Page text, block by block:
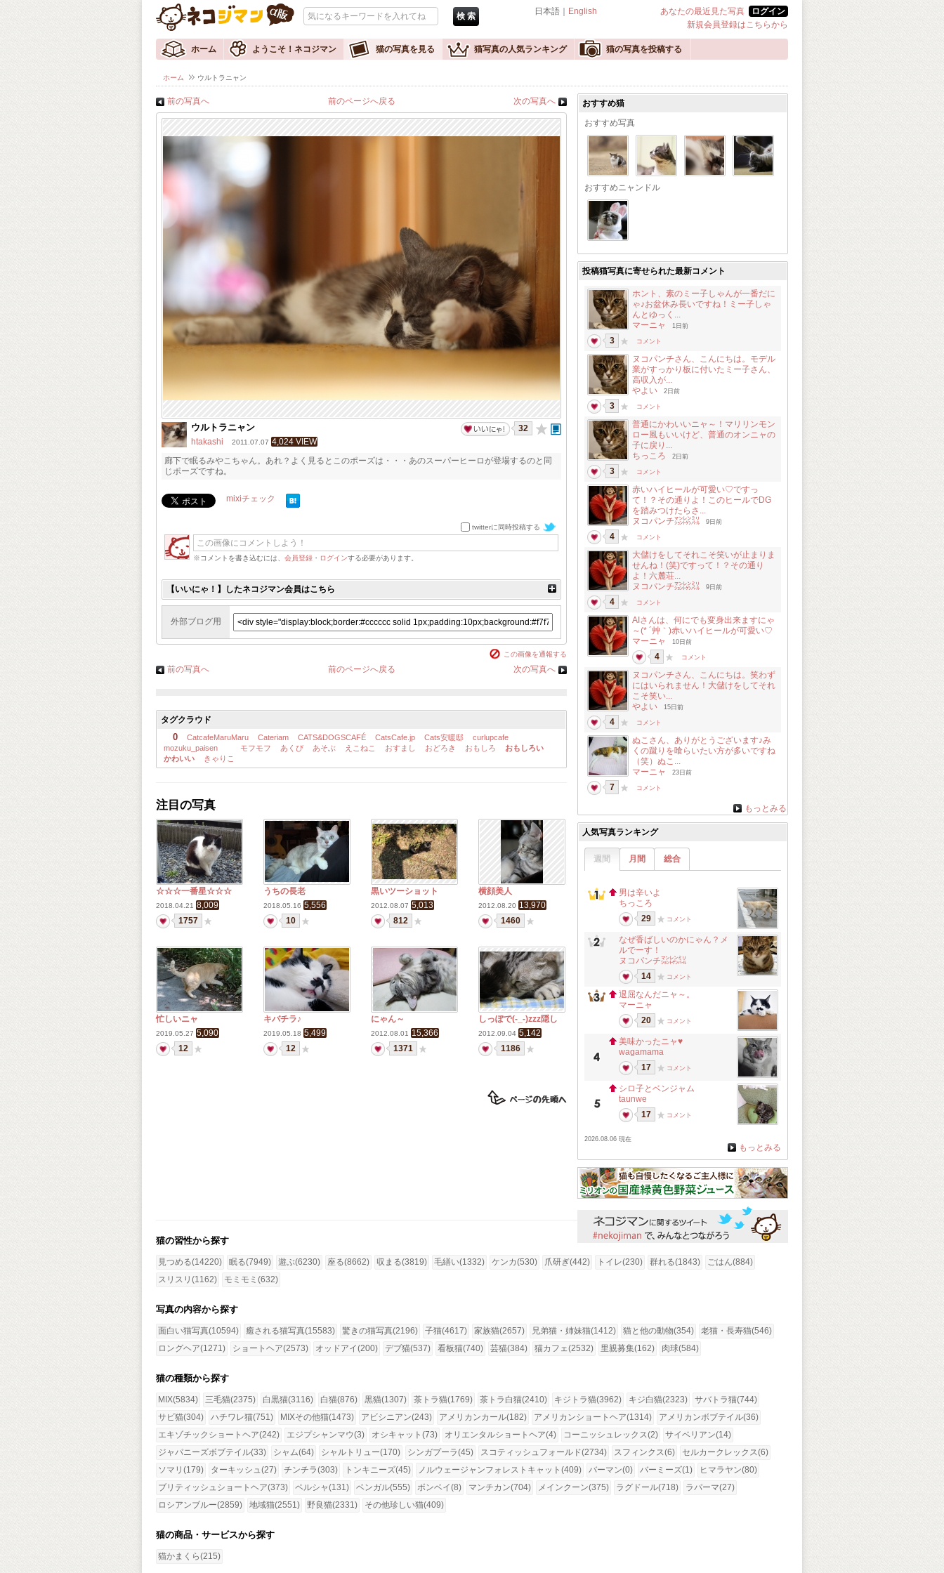
日本語｜ English あなたの最近見た写真
ログイン
新規会員登録はこちらから
ホーム ようこそ！ネコジマン 猫の写真を見る 猫写真の人気ランキング 猫の写真を投稿する
ホーム ウルトラニャン
前の写真へ 前のページへ戻る 次の写真へ
ウルトラニャン
htakashi 2011.07.07 4,024 VIEW
32
廊下で眠るみやこちゃん。あれ？よく見るとこのポーズは・・・あのスーパーヒーロが登場するのと同
じポーズですね。
mixiチェック
twitterに同時投稿する
※コメントを書き込むには、 会員登録 ・ ログインする必要があります。
【いいにゃ！】したネコジマン会員はこちら
外部ブログ用
この画像を通報する
前の写真へ 前のページへ戻る 次の写真へ
タグクラウド
0 CatcafeMaruMaru Cateriam CATS&DOGSCAFÉ CatsCafe.jp Cats安暖邸
curlupcafe
mozuku_paisen
モフモフ あくび あそぶ えこねこ おすまし おどろき おもしろ
おもしろい
かわいい
きゃりこ
注目の写真
☆☆☆一番星☆☆☆
2018.04.21 8,009
1757
うちの長老
2018.05.16 5,556
10
黒いツーショット
2012.08.07 5,013
812
横顔美人
2012.08.20 13,970
1460
忙しいニャ
2019.05.27 5,090
12
キバチラ♪
2019.05.18 5,499
12
にゃん～
2012.08.01
15,366
1371
しっぽで(-_-)zzz隠し
2012.09.04 5,142
1186
おすすめ猫
おすすめ写真
おすすめニャンドル
投稿猫写真に寄せられた最新コメント
ホント、素のミー子しゃんが一番だに
ゃ♪お盆休み長いですね！ミー子しゃ
んとゆっく...
マーニャ
1日前
3 コメント
ヌコパンチさん、こんにちは。モデル
業がすっかり板に付いたミー子さん、
高収入が...
やよい
2日前
3 コメント
普通にかわいいニャ～！マリリンモン
ロー風もいいけど、普通のオンニャの
子に戻り...
ちっころ
2日前
3 コメント
赤いハイヒールが可愛い♡ですっ
て！？その通りよ！このヒールでDG
を踏みつけたらさ...
ヌコパンチ㍇㍖㍊
9日前
4 コメント
大儲けをしてそれこそ笑いが止まりま
せんね！(笑)ですって！？その通り
よ！六麓荘...
ヌコパンチ㍇㍖㍊
9日前
4 コメント
AIさんは、何にでも変身出来ますにゃ
～(* ´艸｀)赤いハイヒールが可愛い♡
マーニャ
10日前
4 コメント
ヌコパンチさん、こんにちは。笑わず
にはいられません！大儲けをしてそれ
こそ笑い...
やよい
15日前
4 コメント
ぬこさん、ありがとうございます♪み
くの蹴りを喰らいたい方が多いですね
（笑）ぬこ...
マーニャ
23日前
7 コメント
もっとみる
人気写真ランキング
週間 月間 総合
男は辛いよ
ちっころ
29
コメント
なぜ香ばしいのかにゃん？メ
ルでーす！
ヌコパンチ㍇㍖㍊
14
コメント
退屈なんだニャ～。
マーニャ
20
コメント
美味かったニャ♥
wagamama
17
コメント
シロ子とベンジャム
taunwe
17
コメント
2026.08.06 現在
もっとみる
猫の習性から探す
見つめる(14220) 眠る(7949) 遊ぶ(6230) 座る(8662) 収まる(3819) 毛繕い(1332) ケンカ(530) 爪研ぎ(442) トイレ(230) 群れる(1843)
ごはん(884)
スリスリ(1162)
モミモミ(632)
写真の内容から探す
面白い猫写真(10594) 癒される猫写真(15583) 驚きの猫写真(2196) 子猫(4617) 家族猫(2657) 兄弟猫・姉妹猫(1412) 猫と他の動物(354)
老猫・長寿猫(546)
ロングヘア(1271)
ショートヘア(2573) オッドアイ(200) デブ猫(537) 看板猫(740) 芸猫(384) 猫カフェ(2532) 里親募集(162) 肉球(584)
猫の種類から探す
MIX(5834) 三毛猫(2375) 白黒猫(3116) 白猫(876) 黒猫(1307) 茶トラ猫(1769) 茶トラ白猫(2410) キジトラ猫(3962) キジ白猫(2323)
サバトラ猫(744)
サビ猫(304)
ハチワレ猫(751) MIXその他猫(1473) アビシニアン(243) アメリカンカール(182) アメリカンショートヘア(1314)
アメリカンボブテイル(36)
エキゾチックショートヘア(242)
エジプシャンマウ(3) オシキャット(73) オリエンタルショートヘア(4) コーニッシュレックス(2)
サイベリアン(14)
ジャパニーズボブテイル(33)
シャム(64) シャルトリュー(170) シンガプーラ(45) スコティッシュフォールド(2734) スフィンクス(6)
セルカークレックス(6)
ソマリ(179)
ターキッシュ(27) チンチラ(303) トンキニーズ(45) ノルウェージャンフォレストキャット(409) バーマン(0) バーミーズ(1)
ヒマラヤン(80)
ブリティッシュショートヘア(373)
ペルシャ(131) ベンガル(555) ボンベイ(8) マンチカン(704) メインクーン(375) ラグドール(718)
ラパーマ(27)
ロシアンブルー(2859)
地域猫(2551) 野良猫(2331) その他珍しい猫(409)
猫の商品・サービスから探す
猫かまくら(215)